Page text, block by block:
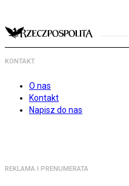
KONTAKT
O nas
Kontakt
Napisz do nas
REKLAMA I PRENUMERATA